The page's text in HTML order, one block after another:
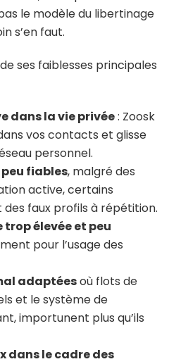
le modèle du libertinage
s’en faut.
ses faiblesses principales
dans la vie privée: Zoosk
vos contacts et glisse
personnel.
fiables, malgré des
active, certains
faux profils à répétition.
élevée et peu
pour l’usage des
adaptéesoù flots de
et le système de
importunent plus qu’ils
dans le cadre des